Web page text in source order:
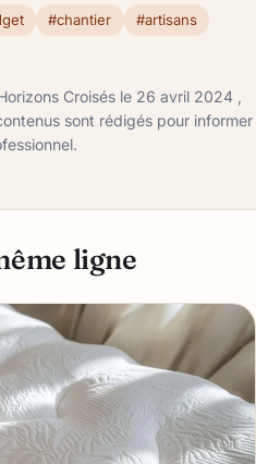
#chantier
#artisans
Croisés le 26 avril 2024 ,
sont rédigés pour informer
ligne